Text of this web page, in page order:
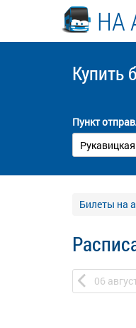
НА
Купить
Пункт
Билеты на
06